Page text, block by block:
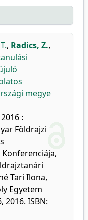
, Radics, Z.,
megye
:
Földrajzi
Tari Ilona,
Egyetem
2016. ISBN: